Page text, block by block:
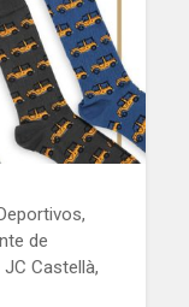
de
Castellà,